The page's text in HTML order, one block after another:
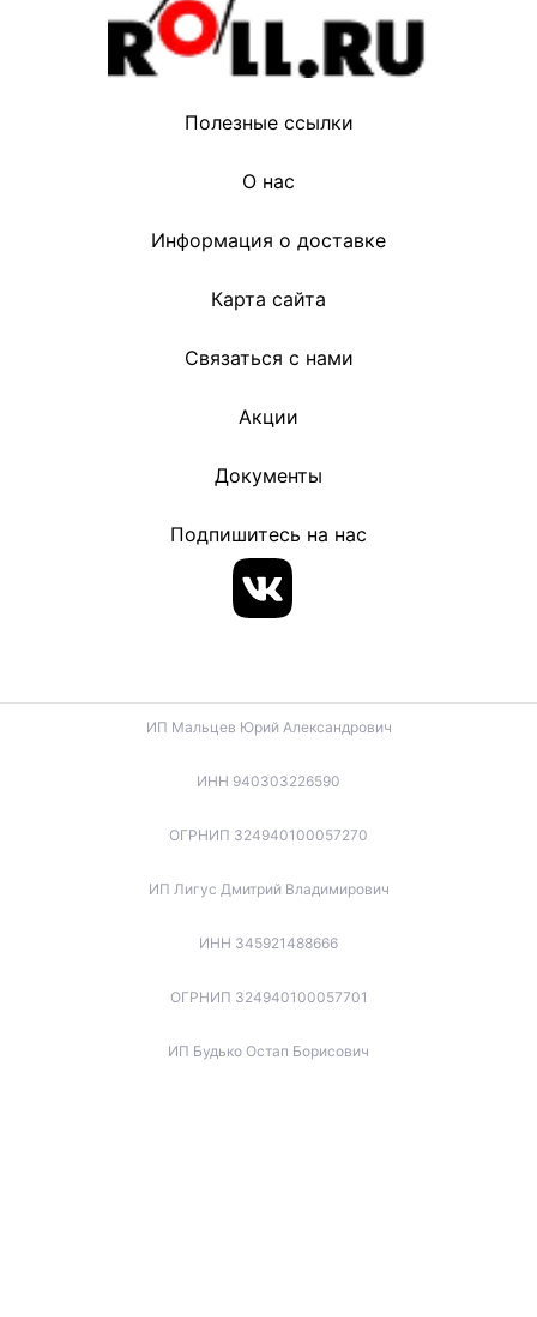
Полезные ссылки
О нас
Информация о доставке
Карта сайта
Связаться с нами
Акции
Документы
Подпишитесь на нас
ИП Мальцев Юрий Александрович
ИНН 940303226590
ОГРНИП 324940100057270
ИП Лигус Дмитрий Владимирович
ИНН 345921488666
ОГРНИП 324940100057701
ИП Будько Остап Борисович